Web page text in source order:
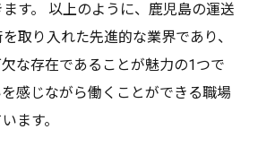
す。 以上のように、鹿児島の運送
取り入れた先進的な業界であり、
な存在であることが魅力の1つで
感じながら働くことができる職場
ます。